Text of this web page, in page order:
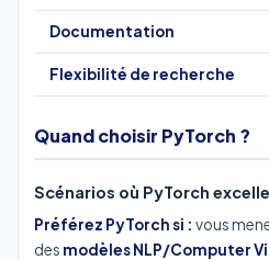
Documentation
Flexibilité de recherche
Quand choisir PyTorch ?
Scénarios où PyTorch excelle
Préférez PyTorch si : vous
des modèles NLP/Computer